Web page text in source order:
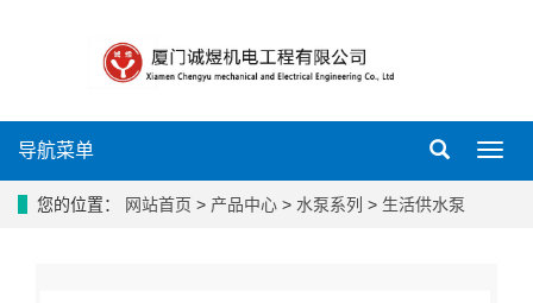
导
导航菜单
您的位置： 网站首页 > 产品中心 > 水泵系列 > 生活供水泵